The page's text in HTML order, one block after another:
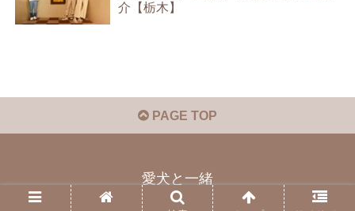
介【栃木】
PAGE TOP
愛犬と一緒
© 2021 愛犬と一緒.